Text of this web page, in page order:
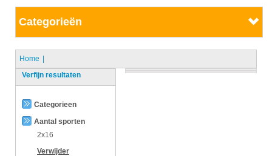
Categorieën
Home
Verfijn resultaten
Categorieen
Aantal sporten
2x16
Verwijder